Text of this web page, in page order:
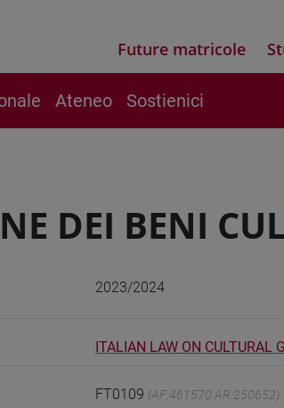
Future matricole
Ateneo Sostienici
DEI BENI
2023/2024
ITALIAN LAW ON CULTURAL
FT0109 (AF:461570 AR:250652)